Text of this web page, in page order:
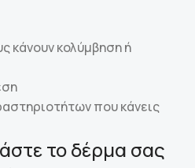
κάνουν κολύμβηση ή
που κάνεις
το δέρμα σας